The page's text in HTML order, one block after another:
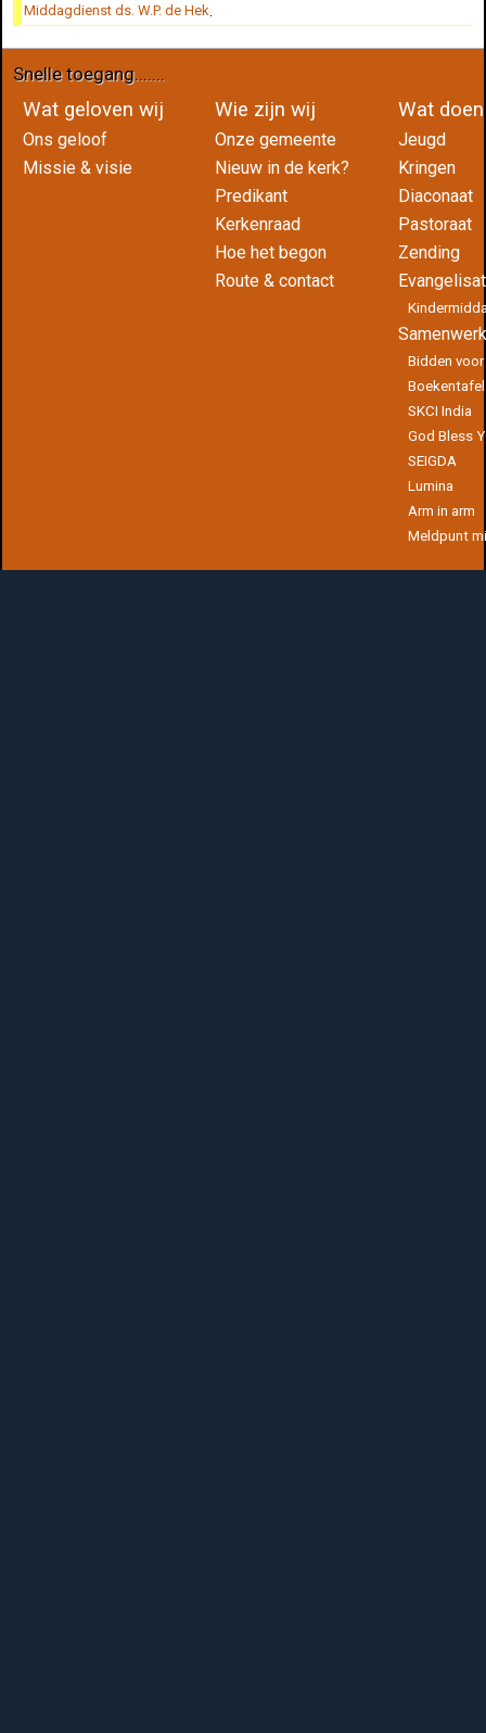
Middagdienst ds. W.P. de Hek
Snelle toegang.......
Wat geloven wij Wie zijn wij Wat
Ons geloof Onze gemeente
Jeugd
Missie & visie
Nieuw in de kerk?
Kringen
Predikant
Diaconaat
Kerkenraad
Pastoraat
Hoe het begon
Zending
Route & contact
Bidden
Boekentafel
SKCI India
God Bless
SEIGDA
Lumina
Arm in arm
Meldpunt